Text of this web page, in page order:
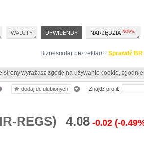
Biznesradar bez reklam? Sprawdź BR
strony wyrażasz zgodę na używanie cookie,
REGS) 4.08 -0.02 (-
dodaj do ulubionych Znajdź profil:
WALUTY DYWIDENDY NARZĘDZIA